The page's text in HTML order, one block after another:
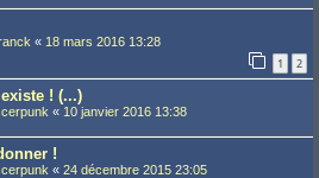
« 18 mars 2016 13:28
1 2
! (...)
« 10 janvier 2016 13:38
!
« 24 décembre 2015 23:05